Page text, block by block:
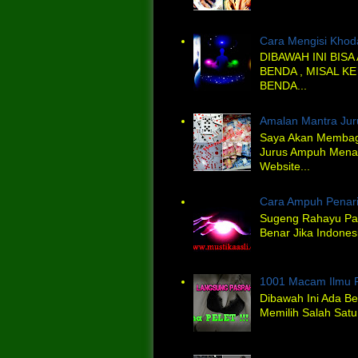
Cara Mengisi
DIBAWAH INI
BENDA , MISAL
BENDA...
Amalan Mantra
Saya Akan
Jurus Ampuh
Website...
Cara Ampuh
Sugeng Rahayu
Benar Jika
1001 Macam Ilmu
Dibawah Ini Ada
Memilih Salah